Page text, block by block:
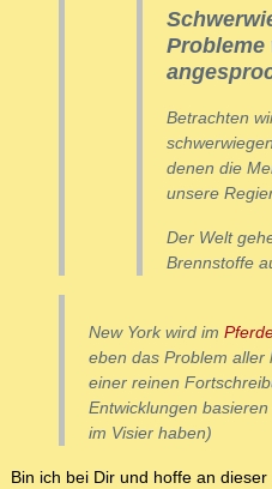
Probleme
Betrachten
denen die
unsere
Der Welt
Brennstoffe
New York wird im
eben das Problem aller
einer reinen
Entwicklungen
im Visier haben)
Bin ich bei Dir und hoffe an